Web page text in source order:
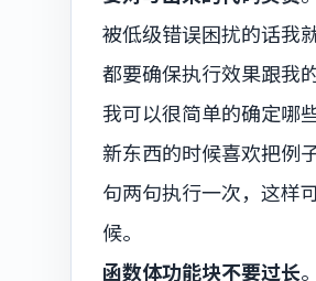
被低级错误困扰的话我
都要确保执行效果跟我
我可以很简单的确定哪
新东西的时候喜欢把例
句两句执行一次，这样
候。
函数体功能块不要过长